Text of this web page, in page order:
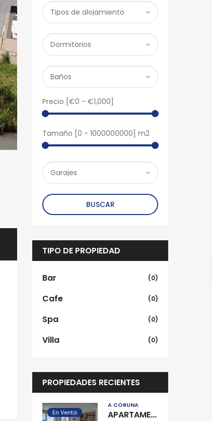
Precio [ €0 - €1,000
Tamaño [ 0 - 1000000000 ] m2
BUSCAR
TIPO DE PROPIEDAD
Bar (0)
Cafe (0)
Spa (0)
Villa (0)
PROPIEDADES RECIENTES
En Venta
A CORUÑA
APARTAMENTO CENTRICO EN POBRA DO CARAMIÑAL